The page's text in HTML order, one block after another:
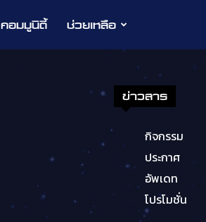
คอมมูนิตี้ ช่วยเหลือ
ข่าวสาร
กิจกรรม
ประกาศ
อัพเดท
โปรโมชั่น